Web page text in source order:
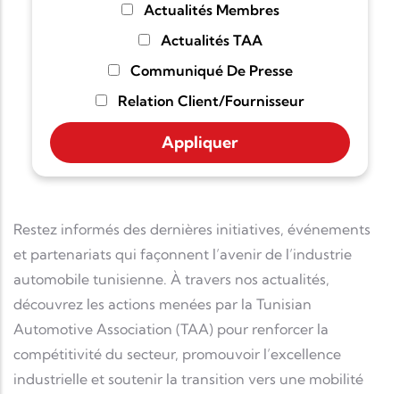
Actualités Membres
Actualités TAA
Communiqué De Presse
Relation Client/Fournisseur
Restez informés des dernières initiatives, événements
et partenariats qui façonnent l’avenir de l’industrie
automobile tunisienne. À travers nos actualités,
découvrez les actions menées par la Tunisian
Automotive Association (TAA) pour renforcer la
compétitivité du secteur, promouvoir l’excellence
industrielle et soutenir la transition vers une mobilité